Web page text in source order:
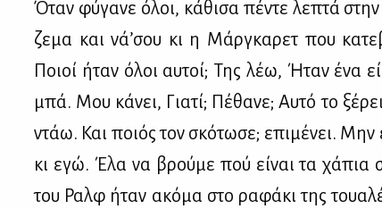
Όταν φύ­γα­νε όλοι, κά­θι­σα πέ­ντε λε­πτά
ζε­μα και νά­’σου κι η Μάρ­γκα­ρετ που
Ποιοί ήταν όλοι αυ­τοί; Της λέω, Ήταν ένα
μπά. Μου κά­νει, Για­τί; Πέ­θα­νε; Αυ­τό το
ντάω. Και ποιός τον σκό­τω­σε; επι­μέ­νει. Μην
κι εγώ. Έλα να βρού­με πού εί­ναι τα
του Ραλφ ήταν ακό­μα στο ρα­φά­κι της